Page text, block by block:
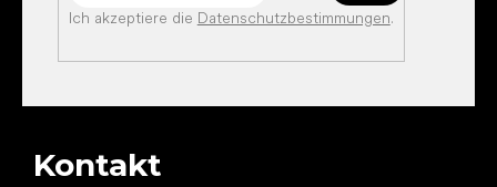
Ich akzeptiere die Datenschutzbestimmungen.
Kontakt